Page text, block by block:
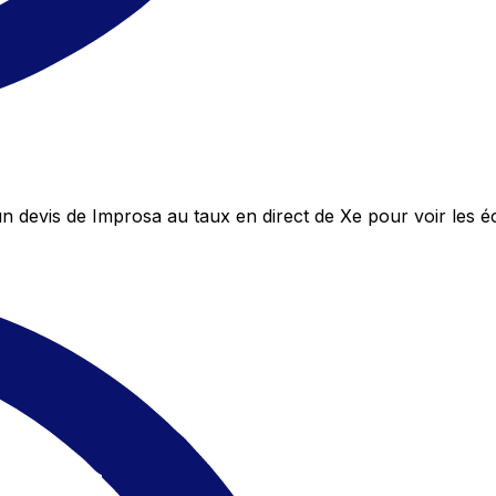
devis de Improsa au taux en direct de Xe pour voir les